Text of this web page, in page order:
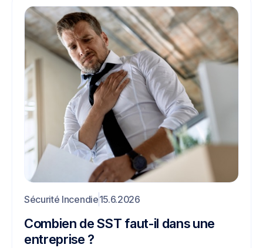
Sécurité Incendie15.6.2026
Combien de SST faut-il dans une
entreprise ?